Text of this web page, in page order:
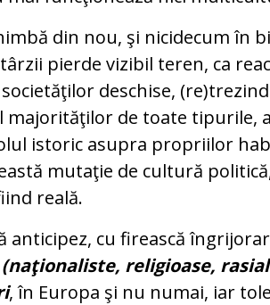
din nou, şi nicidecum în
pierde vizibil teren, ca
deschise,
majorităţilor de toate tipurile,
istoric asupra propriilor
mutaţie de cultură
reală.
anticipez, cu firească
religioase,
, în Europa şi nu numai, iar